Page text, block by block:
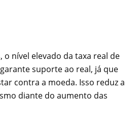
o nível elevado da taxa real de
suporte ao real, já que
contra a moeda. Isso reduz a
diante do aumento das